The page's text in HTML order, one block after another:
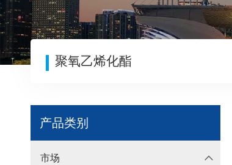
聚氧乙烯化酯
产品类别
市场